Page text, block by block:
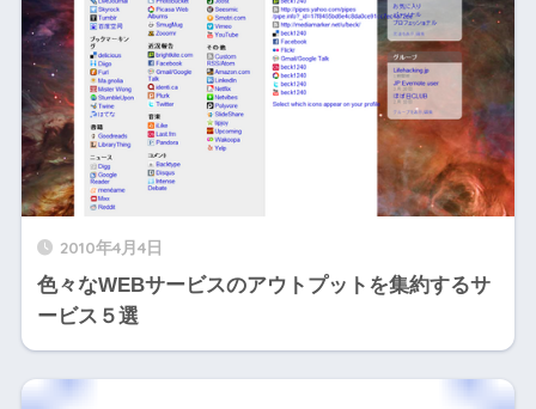
2010年4月4日
色々なWEBサービスのアウトプットを集約するサ
ービス５選